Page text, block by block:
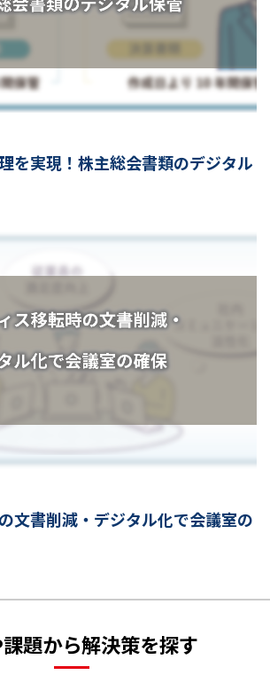
を実現！株主総会書類のデジタル
文書削減・デジタル化で会議室の
題から解決策を探す